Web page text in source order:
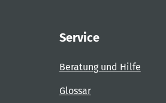
Service
Beratung und Hilfe
Glossar